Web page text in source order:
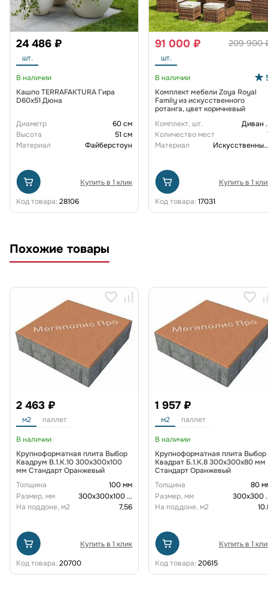
24 486 ₽
шт.
В наличии
Кашпо TERRAFAKTURA Гира
D60х51 Дюна
Диаметр
60 см
Высота
51 см
Материал
Файберстоун
Купить в 1 клик
Код товара: 28106
209 900
91 000 ₽
шт.
В наличии
Комплект мебели Zoya Royal
Family из искусственного
ротанга, цвет коричневый
Комплект, шт.
Диван
Количество мест
Материал
Искусственный ротанг
Купить в 1
Код товара: 17031
Похожие товары
2 463 ₽
м2 паллет
В наличии
Крупноформатная плита Выбор
Квадрум В.1.К.10 300х300х100
мм Стандарт Оранжевый
Толщина
100 мм
Размер, мм
300х300х100...
На поддоне, м2
7,56
Купить в 1 клик
Код товара: 20700
1 957 ₽
м2 паллет
В наличии
Крупноформатная плита Выбор
Квадрат Б.1.К.8 300х300х80 мм
Стандарт Оранжевый
Толщина
80
Размер, мм
300х300
На поддоне, м2
Купить в 1
Код товара: 20615